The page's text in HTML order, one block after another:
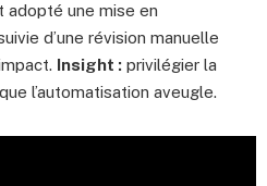
adopté une mise en
d’une révision manuelle
Insight : privilégier la
l’automatisation aveugle.